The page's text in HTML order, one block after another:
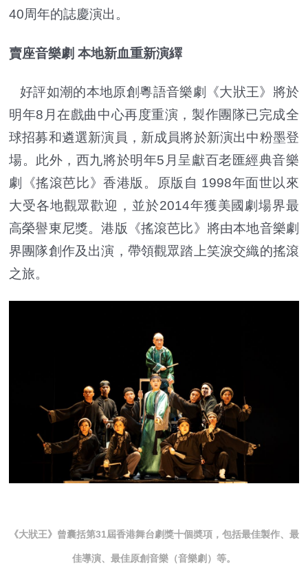
40周年的誌慶演出。
賣座音樂劇 本地新血重新演繹
好評如潮的本地原創粵語音樂劇《大狀王》將於
明年8月在戲曲中心再度重演，製作團隊已完成全
球招募和遴選新演員，新成員將於新演出中粉墨登
場。此外，西九將於明年5月呈獻百老匯經典音樂
劇《搖滾芭比》香港版。原版自 1998年面世以來
大受各地觀眾歡迎，並於2014年獲美國劇場界最
高榮譽東尼獎。港版《搖滾芭比》將由本地音樂劇
界團隊創作及出演，帶領觀眾踏上笑淚交織的搖滾
之旅。
《大狀王》曾囊括第31屆香港舞台劇獎十個奬項，包括最佳製作、最
佳導演、最佳原創音樂（音樂劇）等。